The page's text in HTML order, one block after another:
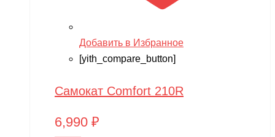
Добавить в Избранное
[yith_compare_button]
Самокат Comfort 210R
6,990 ₽